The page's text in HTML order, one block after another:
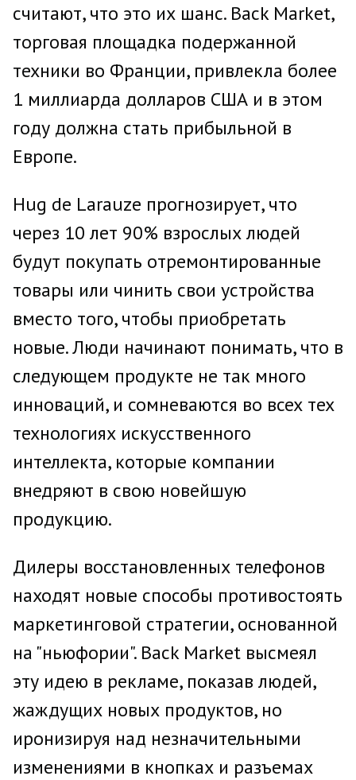
считают, что это их шанс. Back Market,
торговая площадка подержанной
техники во Франции, привлекла более
1 миллиарда долларов США и в этом
году должна стать прибыльной в
Европе.
Hug de Larauze прогнозирует, что
через 10 лет 90% взрослых людей
будут покупать отремонтированные
товары или чинить свои устройства
вместо того, чтобы приобретать
новые. Люди начинают понимать, что в
следующем продукте не так много
инноваций, и сомневаются во всех тех
технологиях искусственного
интеллекта, которые компании
внедряют в свою новейшую
продукцию.
Дилеры восстановленных телефонов
находят новые способы противостоять
маркетинговой стратегии, основанной
на "ньюфории". Back Market высмеял
эту идею в рекламе, показав людей,
жаждущих новых продуктов, но
иронизируя над незначительными
изменениями в кнопках и разъемах